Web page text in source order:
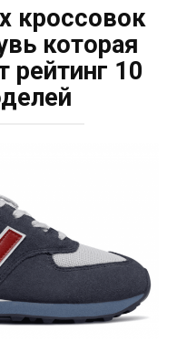
кроссовок
которая
рейтинг 10